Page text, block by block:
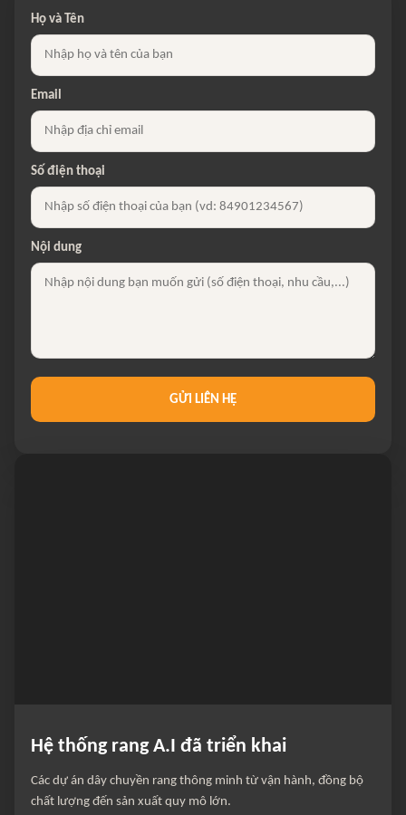
Hệ thống rang A.I đã triển khai
Các dự án dây chuyền rang thông minh từ vận hành, đồng bộ
chất lượng đến sản xuất quy mô lớn.
Họ và Tên
Email
Số điện thoại
Nội dung
GỬI LIÊN HỆ